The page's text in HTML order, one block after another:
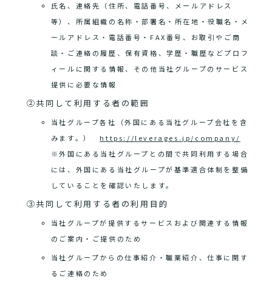
氏名、連絡先（住所、電話番号、メールアドレス
等）、所属組織の名称・部署名・所在地・役職名・メ
ールアドレス・電話番号・FAX番号、お取引やご商
談・ご連絡の履歴、保有資格、学歴・職歴などプロフ
ィールに関する情報、その他当社グループのサービス
提供に必要な情報
②共同して利用する者の範囲
当社グループ各社（外国にある当社グループ会社を含
みます。） https://leverages.jp/company/
※外国にある当社グループとの間で共同利用する場合
には、外国にある当社グループが基準適合体制を整備
していることを確認いたします。
③共同して利用する者の利用目的
当社グループが提供するサービスおよび関連する情報
のご案内・ご提供のため
当社グループからの仕事紹介・職業紹介、仕事に関す
るご連絡のため